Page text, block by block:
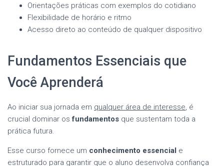
Orientações práticas com exemplos do cotidiano
Flexibilidade de horário e ritmo
Acesso direto ao conteúdo de qualquer dispositivo
Fundamentos Essenciais que
Você Aprenderá
Ao iniciar sua jornada em qualquer área de interesse, é
crucial dominar osfundamentos que sustentam toda a
prática futura.
Esse curso fornece um conhecimento essencial e
estruturado para garantir que o aluno desenvolva confiança